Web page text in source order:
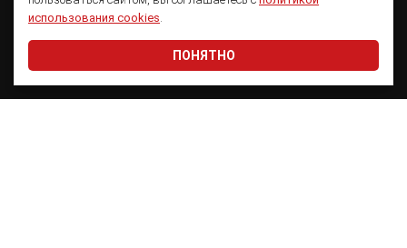
Сетевое издание App2Top
Главный редактор:
использования cookies.
ПОНЯТНО
Даю согласие на обработкуперсональных данных